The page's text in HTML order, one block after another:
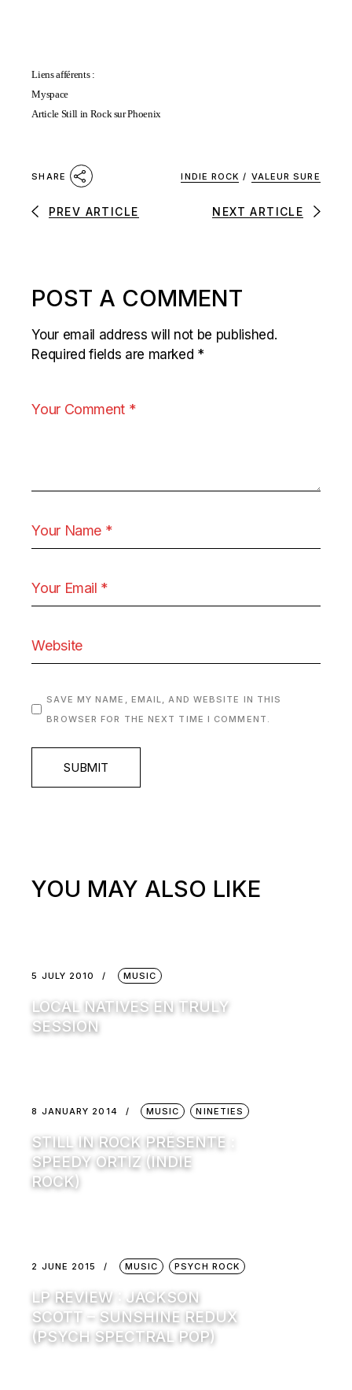
Liens afférents :
Myspace
Article Still in Rock sur Phoenix
SHARE INDIE ROCK / VALEUR SURE
PREV ARTICLE NEXT ARTICLE
POST A COMMENT
Your email address will not be published.
Required fields are marked *
SAVE MY NAME, EMAIL, AND WEBSITE IN THIS
BROWSER FOR THE NEXT TIME I COMMENT.
SUBMIT
YOU MAY ALSO LIKE
5 JULY 2010 MUSIC
LOCAL NATIVES EN TRULY
SESSION
8 JANUARY 2014 MUSIC NINETIES
STILL IN ROCK PRÉSENTE :
SPEEDY ORTIZ (INDIE
ROCK)
2 JUNE 2015 MUSIC PSYCH ROCK
LP REVIEW : JACKSON
SCOTT – SUNSHINE REDUX
(PSYCH SPECTRAL POP)